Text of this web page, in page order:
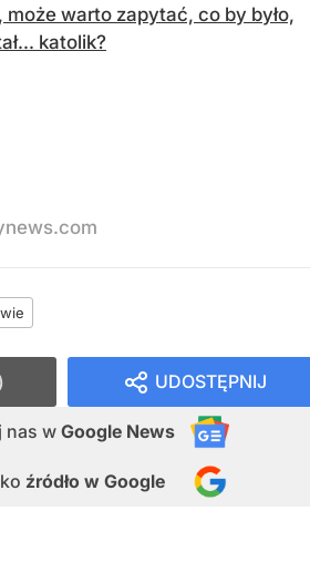
warto zapytać, co by było,
katolik?
UDOSTĘPNIJ
nas w Google News
źródło w Google